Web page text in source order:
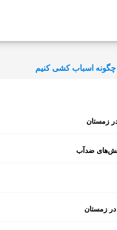
چگونه اسباب کشی کنیم
زمستان
ضدآب
زمستان